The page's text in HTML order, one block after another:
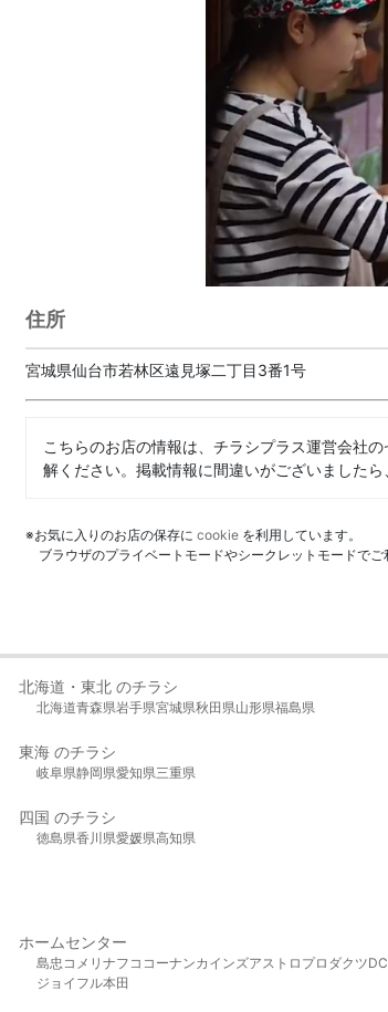
住所
宮城県仙台市若林区遠見塚二丁目3番1号
こちらのお店の情報は、チラシプラス運営会社
解ください。掲載情報に間違いがございましたら
※お気に入りのお店の保存に cookie を利用しています。
ブラウザのプライベートモードやシークレットモードで
北海道・東北 のチラシ
北海道青森県岩手県宮城県秋田県山形県福島県
東海 のチラシ
岐阜県静岡県愛知県三重県
四国 のチラシ
徳島県香川県愛媛県高知県
ホームセンター
島忠 コメリ ナフコ コーナンカインズアストロプロダクツ
ジョイフル本田